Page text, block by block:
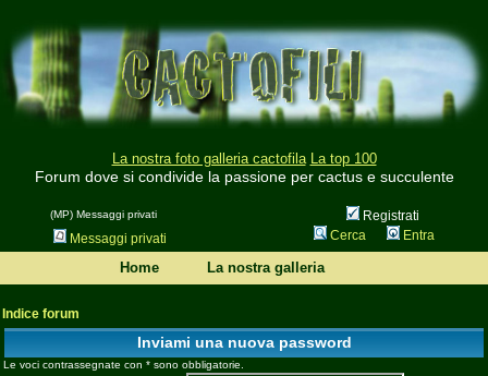
La nostra foto galleria cactofila La top 100
Forum dove si condivide la passione per cactus e succulente
(MP) Messaggi privati
Registrati
Messaggi privati
Cerca Entra
Home La nostra galleria
Indice forum
Inviami una nuova password
Le voci contrassegnate con * sono obbligatorie.